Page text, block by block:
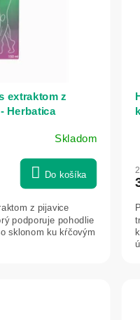
extraktom z
Herbatica
Skladom
Do košíka
z pijavice
podporuje pohodlie
sklonom ku kŕčovým
z
5